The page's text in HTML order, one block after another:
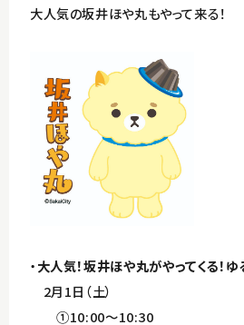
English
大人気の坂井ほや丸もやって来る！
・大人気！坂井ほや丸がやってくる！
2月1日（土）
①10:00～10:30